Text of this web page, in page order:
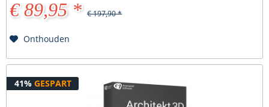
€ 89,95 * € 197,90 *
Onthouden
41% GESPART